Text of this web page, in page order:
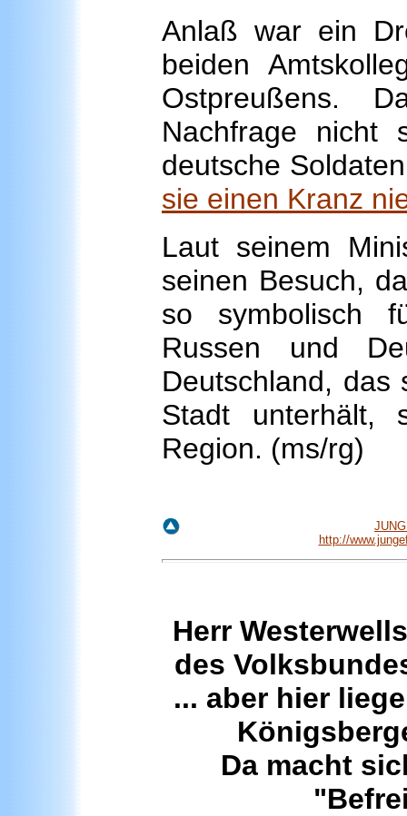
Anlaß war ein
beiden
Ostpreußens.
Nachfrage nicht
deutsche
sie einen Kranz
Laut seinem
seinen Besuch,
so symbolisch
Russen und
Deutschland, das
Stadt unterhält,
Region. (ms/rg)
http://
Herr
des
... aber hier
Da macht